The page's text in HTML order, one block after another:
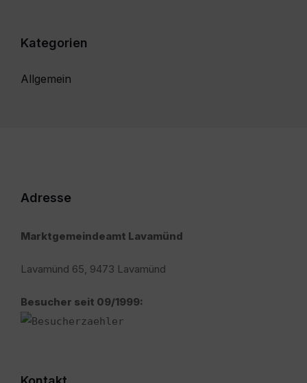
Kategorien
Allgemein
Adresse
Marktgemeindeamt Lavamünd
Lavamünd 65, 9473 Lavamünd
Besucher seit 09/1999: